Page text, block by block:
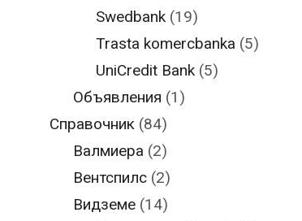
Swedbank (19)
Trasta komercbanka (5)
UniCredit Bank (5)
Объявления (1)
Справочник (84)
Валмиера (2)
Вентспилс(2)
Видземе(14)